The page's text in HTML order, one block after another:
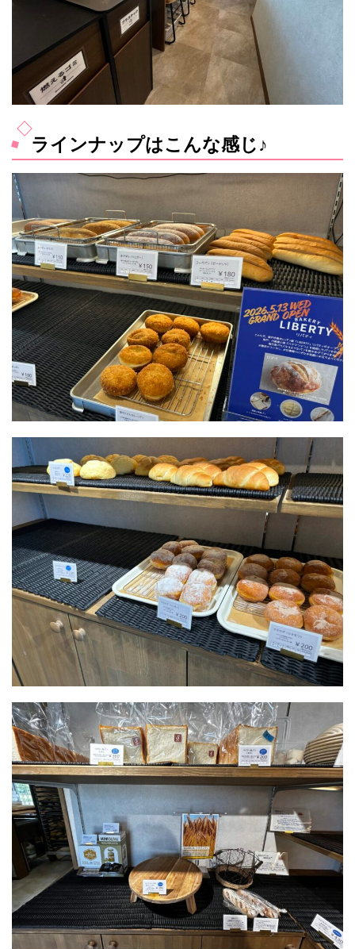
ラインナップはこんな感じ♪